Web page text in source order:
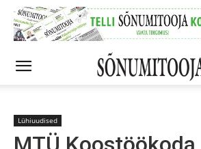
Lühiuudised